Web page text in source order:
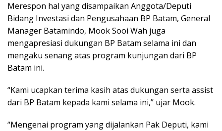
Merespon hal yang disampaikan Anggota/Deputi
Bidang Investasi dan Pengusahaan BP Batam, General
Manager Batamindo, Mook Sooi Wah juga
mengapresiasi dukungan BP Batam selama ini dan
mengaku senang atas program kunjungan dari BP
Batam ini.
“Kami ucapkan terima kasih atas dukungan serta assist
dari BP Batam kepada kami selama ini,” ujar Mook.
“Mengenai program yang dijalankan Pak Deputi, kami